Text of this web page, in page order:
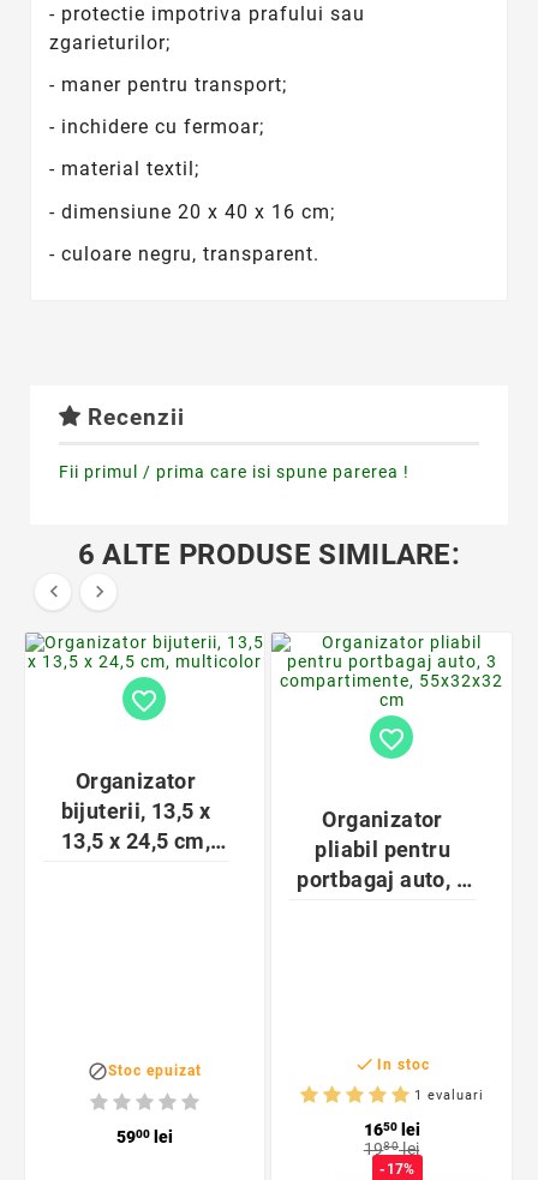
- protectie impotriva prafului sau
zgarieturilor;
- maner pentru transport;
- inchidere cu fermoar;
- material textil;
- dimensiune 20 x 40 x 16 cm;
- culoare negru, transparent.
Recenzii
Fii primul / prima care isi spune parerea !
6 ALTE PRODUSE SIMILARE:
 
favorite_border
Organizator
bijuterii, 13,5 x
13,5 x 24,5 cm,
Stoc epuizat
5900lei
favorite_border
Organizator
pliabil pentru
portbagaj auto, 3
 In stoc
1 evaluari
1650lei
1980lei
-17%